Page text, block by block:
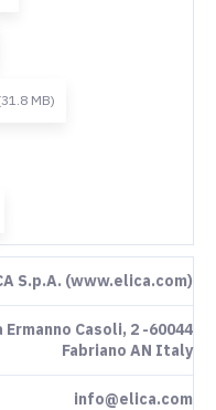
MB)
S.p.A. (www.elica.com)
Ermanno Casoli, 2 -60044
Fabriano AN Italy
info@elica.com